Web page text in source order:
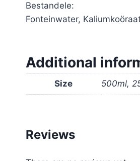
Bestandele:
Fonteinwater,
Additional
Size 500ml,
Reviews